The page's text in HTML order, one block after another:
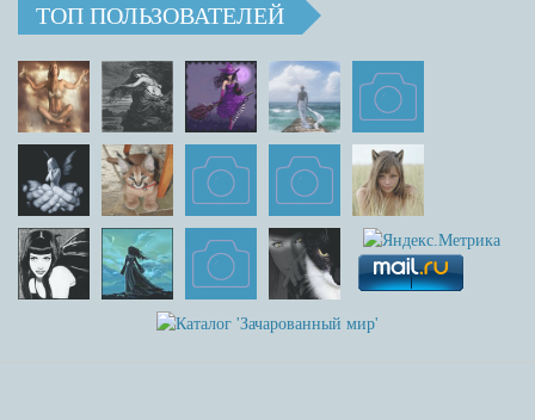
ТОП ПОЛЬЗОВАТЕЛЕЙ